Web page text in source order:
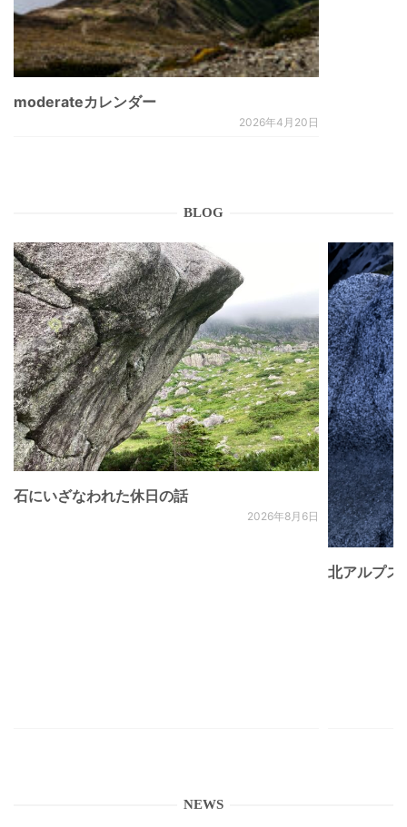
moderateカレンダー
2026年4月20日
BLOG
石にいざなわれた休日の話
2026年8月6日
北アルプ
NEWS